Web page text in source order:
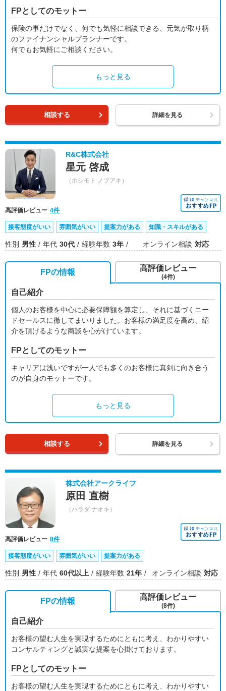
FPとしてのモットー
保険の事だけでなく、何でも気軽に相談できる、元気が取り柄
のファイナンシャルプランナーです。
何でもお気軽にご相談ください。
もっと見る
相談する 詳細を見る
R&C株式会社
星元 啓成
（ホシモト ノブアキ）
高評価レビュー 4件
接客態度がいい 雰囲気がいい 提案力がある 知識・スキルがある
性別 男性 年代 30代 経験年数 3年 オンライン相談 対応
FPの情報
自己紹介
個人のお客様を中心に必要保障額を算定し、それに基づくニー
ドセールスに徹してまいりました。お客様の満足度を高め、紹
介を頂けるような商談を心がけています。
FPとしてのモットー
キャリアは浅いですが一人でも多くのお客様に真剣に向き合う
のが自身のモットーです。
もっと見る
高評価レビュー
(4件)
相談する 詳細を見る
株式会社アークライフ
原田 直樹
（ハラダ ナオキ）
高評価レビュー 8件
接客態度がいい 雰囲気がいい 提案力がある
性別 男性 年代 60代以上 経験年数 21年 オンライン相談 対応
FPの情報
自己紹介
お客様の望む人生を実現するためにともに考え、わかりやすい
コンサルティングと誠実な提案を心掛けております。
FPとしてのモットー
お客様の望む人生を実現するためにともに考え、わかりやすい
高評価レビュー
(8件)